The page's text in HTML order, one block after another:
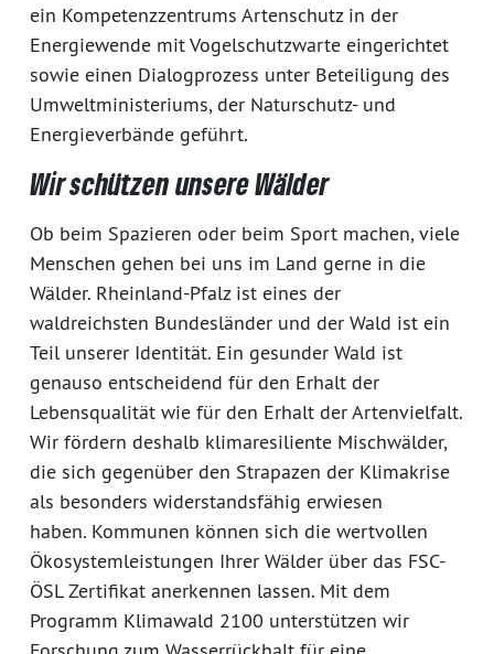
ein Kompetenzzentrums Artenschutz in der
Energiewende mit Vogelschutzwarte eingerichtet
sowie einen Dialogprozess unter Beteiligung des
Umweltministeriums, der Naturschutz- und
Energieverbände geführt.
Wir schützen unsere Wälder
Ob beim Spazieren oder beim Sport machen, viele
Menschen gehen bei uns im Land gerne in die
Wälder. Rheinland-Pfalz ist eines der
waldreichsten Bundesländer und der Wald ist ein
Teil unserer Identität. Ein gesunder Wald ist
genauso entscheidend für den Erhalt der
Lebensqualität wie für den Erhalt der Artenvielfalt.
Wir fördern deshalb klimaresiliente Mischwälder,
die sich gegenüber den Strapazen der Klimakrise
als besonders widerstandsfähig erwiesen
haben. Kommunen können sich die wertvollen
Ökosystemleistungen Ihrer Wälder über das FSC-
ÖSL Zertifikat anerkennen lassen. Mit dem
Programm Klimawald 2100 unterstützen wir